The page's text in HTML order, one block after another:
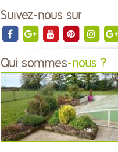
Suivez-nous sur
Qui sommes-nous ?